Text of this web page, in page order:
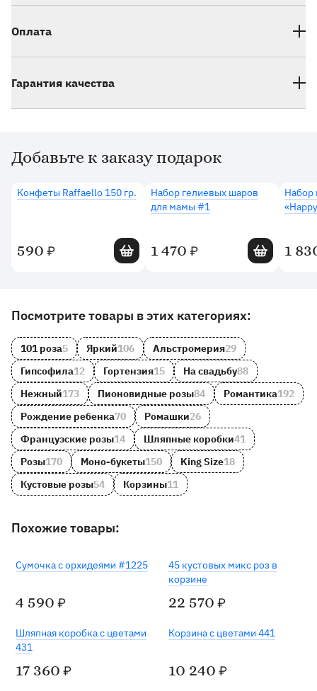
Оплата
Гарантия качества
Дополнительные товары
Добавьте к заказу подарок
Конфеты Raffaello 150 гр.
590 ₽ Добавить в корзину
Набор гелиевых шаров
для мамы #1
1 470 ₽ Добавить в
Набор
1
Другие товары и категории на сайте
Посмотрите товары в этих категориях:
101 роза5 Яркий106 Альстромерия29
Гипсофила12 Гортензия15 На свадьбу88
Нежный173 Пионовидные розы84 Романтика192
Рождение ребенка70 Ромашки26
Французские розы14 Шляпные коробки41
Розы170 Моно-букеты150 King Size18
Кустовые розы54 Корзины11
Похожие товары:
Сумочка с орхидеями #1225
4 590 ₽
45 кустовых микс роз в
корзине
22 570 ₽
Шляпная коробка с цветами
431
17 360 ₽
Корзина с цветами 441
10 240 ₽